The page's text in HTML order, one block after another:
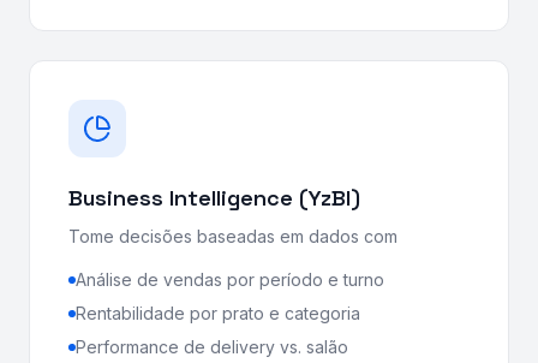
Business Intelligence (YzBI)
Tome decisões baseadas em dados com
Análise de vendas por período e turno
Rentabilidade por prato e categoria
Performance de delivery vs. salão